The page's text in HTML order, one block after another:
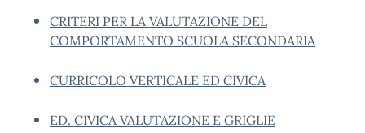
CRITERI PER LA VALUTAZIONE DEL
COMPORTAMENTO SCUOLA SECONDARIA
CURRICOLO VERTICALE ED CIVICA
ED. CIVICA VALUTAZIONE E GRIGLIE